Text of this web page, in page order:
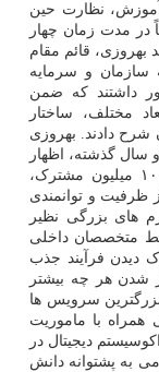
نظارت حین
در مدت زمان چهار
بهروزی، قائم مقام
سازمان و سرمایه
داشتند که ضمن
مختلف، ساختار
شرح دادند. بهروزی
سال گذشته، اظهار
نمود: رویکرد همراه اول با در اختیار داشتن ۱۰۰ میلیون مشترک،
ظرفیت و توانمندی
های بزرگی نظیر
متخصصان داخلی
دیدن فرآیند جذب
شدن هر چه بیشتر
بزرگترین سرویس ها
همراه با ماموریت
دیجیتال در
به پشتوانه دانش